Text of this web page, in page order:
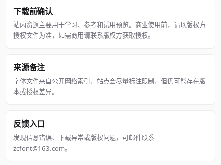
下载前确认
站内资源主要用于学习、参考和试用预览。商业使用前，请以版权方
授权文件为准，如需商用请联系版权方获取授权。
来源备注
字体文件来自公开网络索引，站点会尽量标注限制，但仍可能存在版
本或授权差异。
反馈入口
发现信息错误、下载异常或版权问题，可邮件联系
zcfont@163.com。